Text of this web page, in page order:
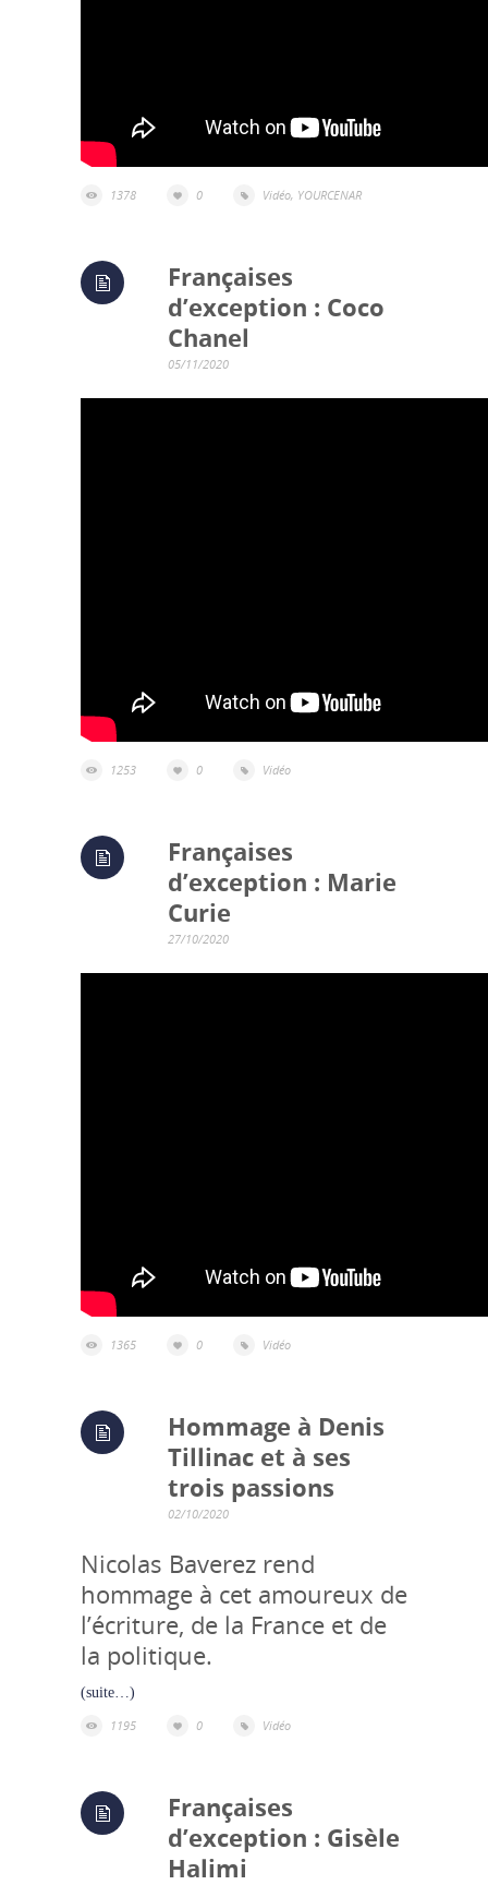
1378 0 Vidéo, YOURCENAR
Françaises
d’exception : Coco
Chanel
05/11/2020
1253 0 Vidéo
Françaises
d’exception : Marie
Curie
27/10/2020
1365 0 Vidéo
Hommage à Denis
Tillinac et à ses
trois passions
02/10/2020
Nicolas Baverez rend
hommage à cet amoureux de
l’écriture, de la France et de
la politique.
(suite…)
1195
0 Vidéo
Françaises
d’exception : Gisèle
Halimi